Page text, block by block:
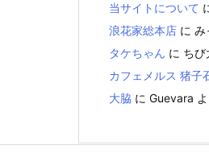
当サイトについて
浪花家総本店 に み
タケちゃん に ち
カフェメルス 猪子
大脇 に Guevara